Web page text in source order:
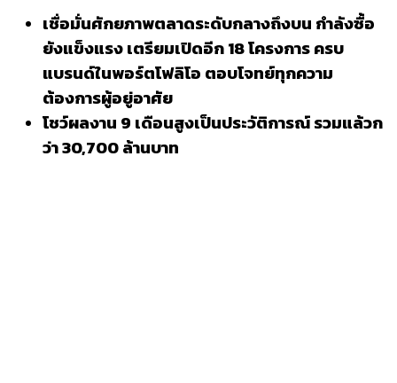
เชื่อมั่นศักยภาพตลาดระดับกลางถึงบน กำลังซื้อ
ยังแข็งแรง เตรียมเปิดอีก18 โครงการ ครบ
แบรนด์ในพอร์ตโฟลิโอ ตอบโจทย์ทุกความ
ต้องการผู้อยู่อาศัย
โชว์ผลงาน 9 เดือนสูงเป็นประวัติการณ์ รวมแล้วก
ว่า 30,700 ล้านบาท